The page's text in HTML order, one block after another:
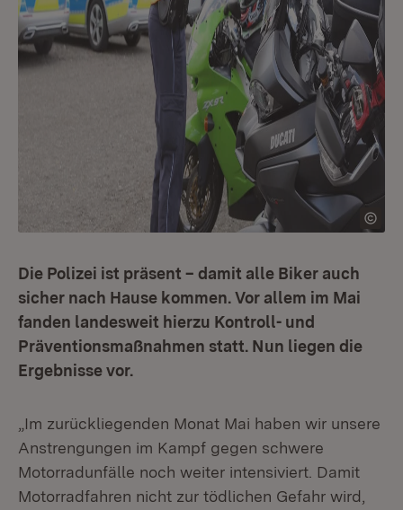
Die Polizei ist präsent – damit alle Biker auch
sicher nach Hause kommen. Vor allem im Mai
fanden landesweit hierzu Kontroll- und
Präventionsmaßnahmen statt. Nun liegen die
Ergebnisse vor.
„Im zurückliegenden Monat Mai haben wir unsere
Anstrengungen im Kampf gegen schwere
Motorradunfälle noch weiter intensiviert. Damit
Motorradfahren nicht zur tödlichen Gefahr wird,